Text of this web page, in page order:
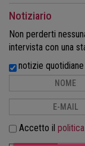
Notiziario
Non perderti
intervista con una
notizie quotidiane
Accetto il